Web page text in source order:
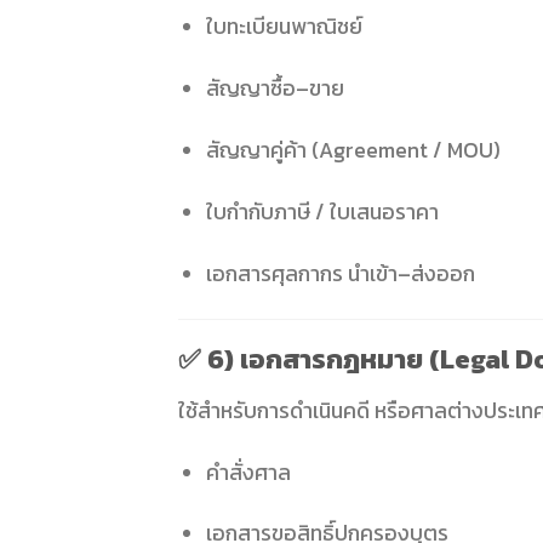
ใบทะเบียนพาณิชย์
สัญญาซื้อ–ขาย
สัญญาคู่ค้า (Agreement / MOU)
ใบกำกับภาษี / ใบเสนอราคา
เอกสารศุลกากร นำเข้า–ส่งออก
✅6) เอกสารกฎหมาย (Legal
ใช้สำหรับการดำเนินคดี หรือศาลต่างประเท
คำสั่งศาล
เอกสารขอสิทธิ์ปกครองบุตร